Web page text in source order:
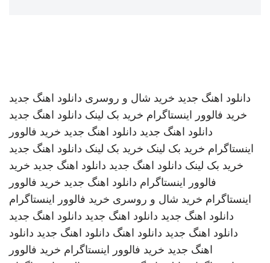
دانلود اهنگ جدید خرید شال و روسری دانلود اهنگ جدید
خرید فالوور اینستاگرام خرید بک لینک دانلود اهنگ جدید
دانلود اهنگ جدید دانلود اهنگ جدید خرید فالوور
اینستاگرام خرید بک لینک خرید بک لینک دانلود اهنگ جدید
خرید بک لینک دانلود اهنگ جدید دانلود اهنگ جدید خرید
فالوور اینستاگرام دانلود اهنگ جدید خرید فالوور
اینستاگرام خرید شال و روسری خرید فالوور اینستاگرام
دانلود اهنگ جدید دانلود اهنگ جدید دانلود اهنگ جدید
دانلود اهنگ جدید دانلود اهنگ دانلود اهنگ جدید دانلود
اهنگ جدید خرید فالوور اینستاگرام خرید فالوور